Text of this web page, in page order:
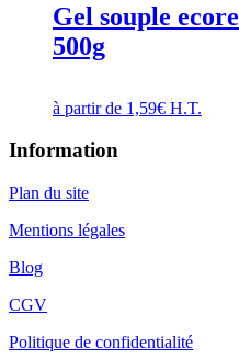
Gel souple
500g
à partir de 1,59€ H.T.
Information
Plan du site
Mentions légales
Blog
CGV
Politique de confidentialité